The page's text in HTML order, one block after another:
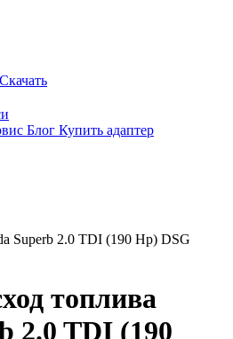
Скачать
Блог Купить адаптер
Superb 2.0 TDI (190 Hp) DSG
топлива
2.0 TDI (190